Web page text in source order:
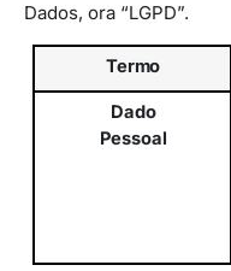
Dados, ora “LGPD”.
Termo
Dado
Pessoal